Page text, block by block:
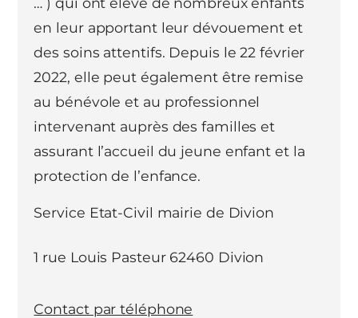
en leur apportant leur dévouement et
des soins attentifs. Depuis le 22 février
2022, elle peut également être remise
au bénévole et au professionnel
intervenant auprès des familles et
assurant l’accueil du jeune enfant et la
protection de l’enfance.
Service Etat-Civil mairie de Divion
1 rue Louis Pasteur 62460 Divion
Contact par téléphone